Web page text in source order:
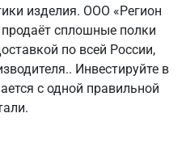
изделия. ООО «Регион
сплошные полки
по всей России,
Инвестируйте в
с одной правильной